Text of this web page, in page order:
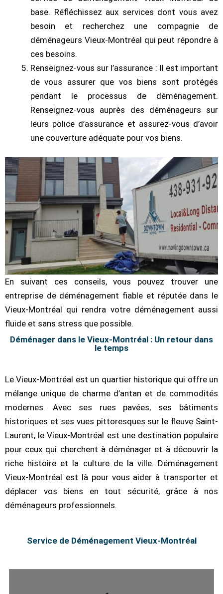
base. Réfléchissez aux services dont vous avez
besoin et recherchez une compagnie de
déménageurs Vieux-Montréal qui peut répondre à
ces besoins.
Renseignez-vous sur l’assurance : Il est important
de vous assurer que vos biens sont protégés
pendant le processus de déménagement.
Renseignez-vous auprès des déménageurs sur
leurs police d’assurance et assurez-vous d’avoir
une couverture adéquate pour vos biens.
En suivant ces conseils, vous pouvez trouver une
entreprise de déménagement fiable et réputée dans le
Vieux-Montréal qui rendra votre déménagement aussi
fluide et sans stress que possible.
Déménager dans le Vieux-Montréal : Un retour dans
le temps
Le Vieux-Montréal est un quartier historique qui offre un
mélange unique de charme d’antan et de commodités
modernes. Avec ses rues pavées, ses bâtiments
historiques et ses vues pittoresques sur le fleuve Saint-
Laurent, le Vieux-Montréal est une destination populaire
pour ceux qui cherchent à déménager et à découvrir la
riche histoire et la culture de la ville. Déménagement
Vieux-Montréal est là pour vous aider à transporter et
déplacer vos biens en tout sécurité, grâce à nos
déménageurs professionnels.
Service de Déménagement Vieux-Montréal